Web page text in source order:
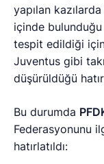
yapılan
içinde
tespit edildiği
Juventus gibi
düşürüldüğü
Bu durumda
Federasyonunu
hatırlatıldı: